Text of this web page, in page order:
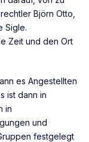
Björn Otto,
Sigle.
Zeit und den Ort
es Angestellten
ist dann in
in
und
festgelegt